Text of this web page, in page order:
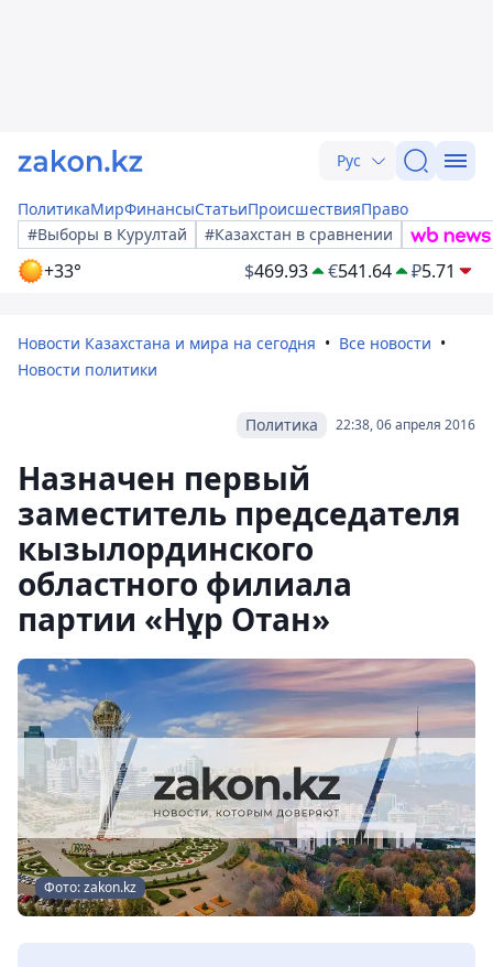
Рус
ПолитикаМирФинансыСтатьиПроисшествияПраво
#Выборы в Курултай
#Казахстан в сравнении
+33° $469.93 €541.64 ₽5.71
Новости Казахстана и мира на сегодня
Все новости
Новости политики
22:38, 06 апреля 2016
Политика
Назначен первый
заместитель председателя
кызылординского
областного филиала
партии «Нұр Отан»
Фото: zakon.kz